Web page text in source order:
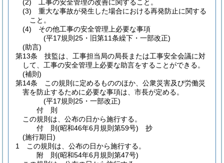
(2)
工事の安全管理の改善に関すること。
(3)
重大な事故が発生した場合における再発防止に関する
こと。
(4)
その他工事の安全管理上必要な事項
(平17規則25・旧第11条繰下・一部改正)
(助言)
第13条
技監は、工事担当局の局長または工事安全会議に対
して、工事の安全管理上必要な助言をすることができる。
(補則)
第14条
この規則に定めるもののほか、公衆災害及び労働災
害を防止するために必要な事項は、市長が定める。
(平17規則25・一部改正)
付 則
この規則は、公布の日から施行する。
付 則(昭和46年6月規則第59号) 抄
(施行期日)
1
この規則は、公布の日から施行する。
附 則(昭和54年6月規則第47号)